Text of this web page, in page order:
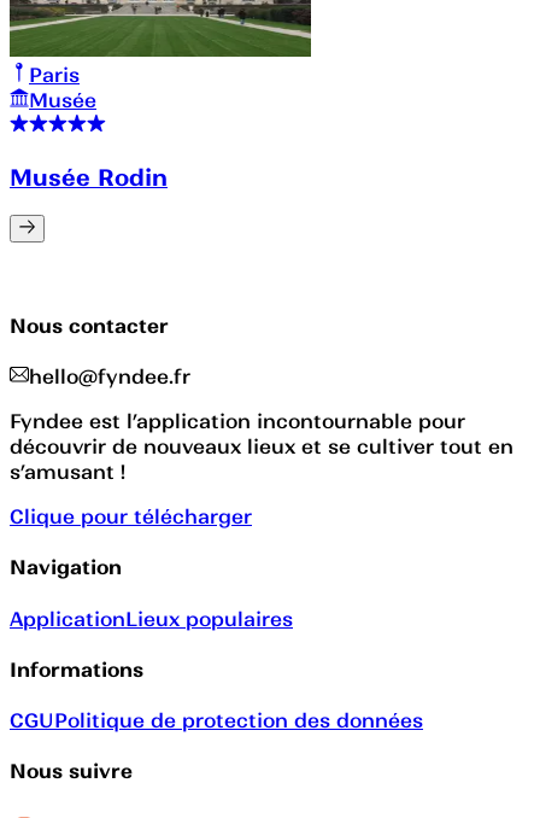
Paris
Musée
Musée Rodin
Nous contacter
hello@fyndee.fr
Fyndee est l’application incontournable pour
découvrir de nouveaux lieux et se cultiver tout en
s’amusant !
Clique pour télécharger
Navigation
ApplicationLieux populaires
Informations
CGUPolitique de protection des données
Nous suivre